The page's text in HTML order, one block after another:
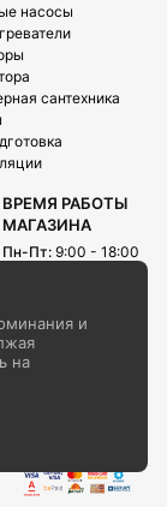
насосы
сантехника
ВРЕМЯ РАБОТЫ
МАГАЗИНА
Пн-Пт: 9:00 - 18:00
CALL-ЦЕНТРА
Сб-Вс:
и
на